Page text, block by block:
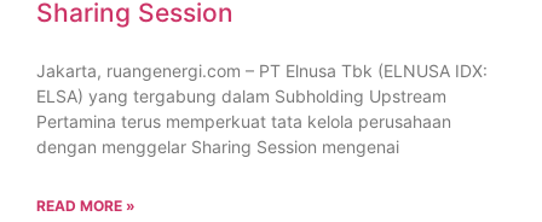
Sharing Session
Jakarta, ruangenergi.com – PT Elnusa Tbk (ELNUSA IDX:
ELSA) yang tergabung dalam Subholding Upstream
Pertamina terus memperkuat tata kelola perusahaan
dengan menggelar Sharing Session mengenai
READ MORE »